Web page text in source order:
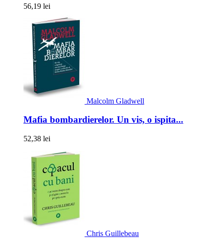
56,19 lei
Malcolm Gladwell
Mafia bombardierelor. Un vis, o ispita...
52,38 lei
Chris Guillebeau